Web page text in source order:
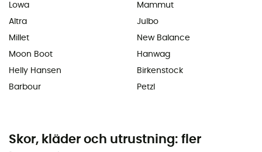
Lowa
Altra
Millet
Moon Boot
Helly Hansen
Barbour
Mammut
Julbo
New Balance
Hanwag
Birkenstock
Petzl
Skor, kläder och utrustning: fler